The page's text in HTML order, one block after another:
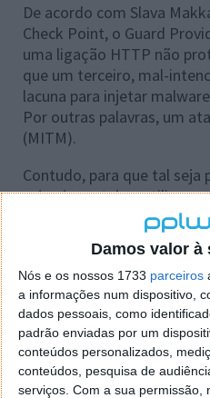
Damos valor à
Nós e os nossos 1733 parceiros
a informações num dispositivo,
dados pessoais, como
padrão enviadas por um
conteúdos personalizados,
conteúdos, pesquisa de
serviços. Com a sua permissão,
De acordo com Slava
Check Point, o Guard
uma ligação HTTP não
que um terceiro, mal-
lacuna para injetar
Por outras palavras, um
(MITM).
Contudo, para que tal seja
ohackeresteja a utilizar a
poder perpetrar este
cenário perfeitamente
exemplo, estarem ambos
de Wi-Fi. Seja num café,
outros.